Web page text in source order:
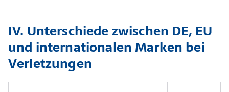
IV. Unterschiede zwischen DE, EU
und internationalen Marken bei
Verletzungen